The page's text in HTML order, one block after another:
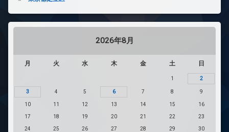
2026年8月
月 火 水 木 金 土 日
1 2
3 4 5 6 7 8 9
10 11 12 13 14 15 16
17 18 19 20 21 22 23
24 25 26 27 28 29 30